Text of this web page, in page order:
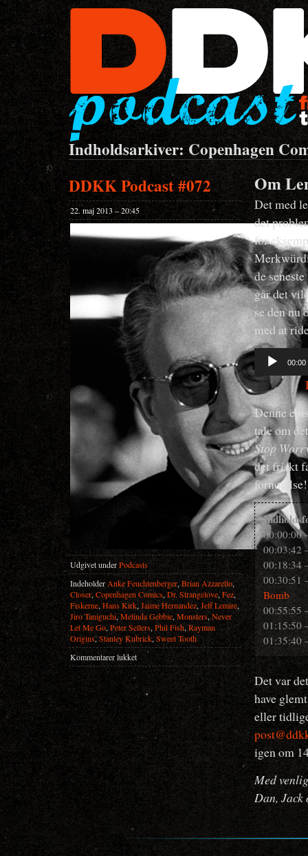
Indholdsarkiver: Copenhagen
DDKK Podcast #072
22. maj 2013 – 20:45
Udgivet underPodcasts
Indeholder Anke Feuchtenberger, Brian Azzarello,
Closer, Copenhagen Comics,Dr. Strangelove, Fez,
Fiskerne, Hans Kirk, Jaime Hernandez, Jeff Lemire,
Jiro Taniguchi,Melinda Gebbie,Monsters,Never
Let Me Go, Peter Sellers,Phil Fish, Rayman
Origins,Stanley Kubrick, Sweet Tooth
Kommentarer lukkettil
DDKK
Podcast
#072
Om
Det med
det
for
de
går det
se den nu
med at
Lydafspiller
00:00
Denne
tale om
Stop
det friskt
fornøjelse!
00:00:00
00:03:42
00:18:34
00:30:51
Bomb
00:55:55
01:15:50
01:35:40
Det var
have
eller
igen om
Med
Dan, Jack